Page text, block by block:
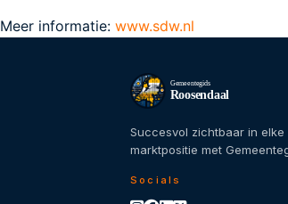
Meer informatie: www.sdw.nl
Gemeentegids
Roosendaal
Succesvol zichtbaar in
marktpositie met
Socials